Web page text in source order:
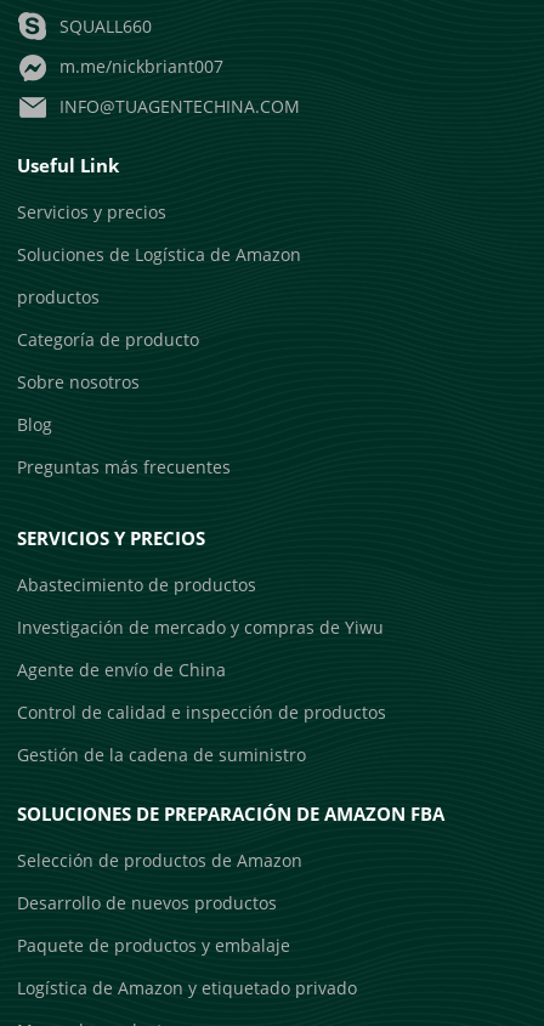
SQUALL660
m.me/nickbriant007
INFO@TUAGENTECHINA.COM
Useful Link
Servicios y precios
Soluciones de Logística de Amazon
productos
Categoría de producto
Sobre nosotros
Blog
Preguntas más frecuentes
SERVICIOS Y PRECIOS
Abastecimiento de productos
Investigación de mercado y compras de Yiwu
Agente de envío de China
Control de calidad e inspección de productos
Gestión de la cadena de suministro
SOLUCIONES DE PREPARACIÓN DE AMAZON FBA
Selección de productos de Amazon
Desarrollo de nuevos productos
Paquete de productos y embalaje
Logística de Amazon y etiquetado privado